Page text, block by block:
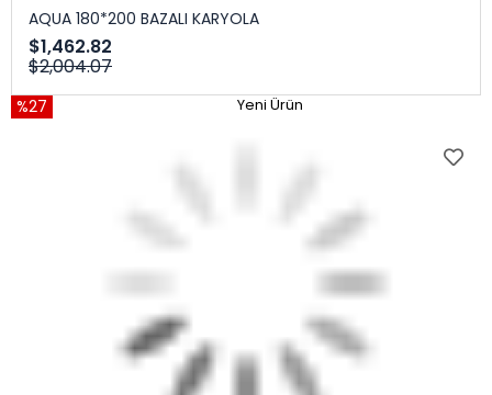
AQUA 180*200 BAZALI KARYOLA
$1,462.82
$2,004.07
%27 Yeni Ürün